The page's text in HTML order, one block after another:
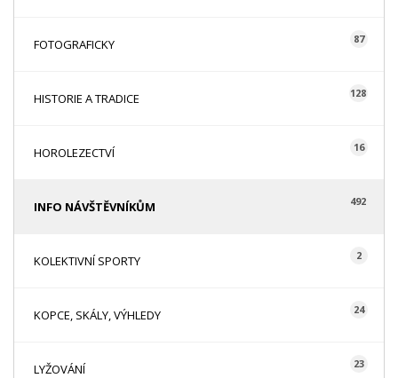
FOTOGRAFICKY 87
HISTORIE A TRADICE 128
HOROLEZECTVÍ 16
INFO NÁVŠTĚVNÍKŮM 492
KOLEKTIVNÍ SPORTY 2
KOPCE, SKÁLY, VÝHLEDY 24
LYŽOVÁNÍ 23